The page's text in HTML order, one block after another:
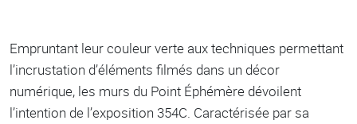
Empruntant leur couleur verte aux techniques permettant
l’incrustation d’éléments filmés dans un décor
numérique, les murs du Point Éphémère dévoilent
l’intention de l’exposition 354C. Caractérisée par sa